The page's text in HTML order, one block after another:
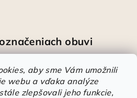
aby sme Vám umožnili
webu a vďaka analýze
zlepšovali jeho funkcie,
obuvi